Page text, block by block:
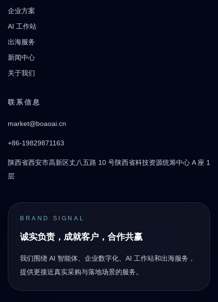
企业方案
AI 工作站
出海服务
新闻中心
关于我们
联系信息
market@boaoai.cn
+86-19829871163
陕西省西安市高新区丈八五路 10 号陕西省科技资源统筹中心 A 座 1
层
BRAND SIGNAL
诚实负责，成就客户，合作共赢
我们围绕 AI 智能体、企业数字化、AI 工作站和出海服务，
提供更接近真实采购与落地场景的服务。